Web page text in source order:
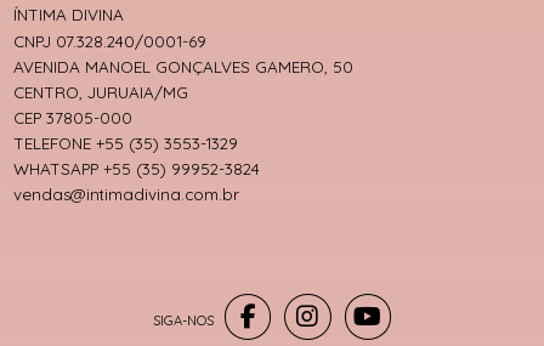
ÍNTIMA DIVINA
CNPJ 07.328.240/0001-69
AVENIDA MANOEL GONÇALVES GAMERO, 50
CENTRO, JURUAIA/MG
CEP 37805-000
TELEFONE +55 (35) 3553-1329
WHATSAPP +55 (35) 99952-3824
vendas@intimadivina.com.br